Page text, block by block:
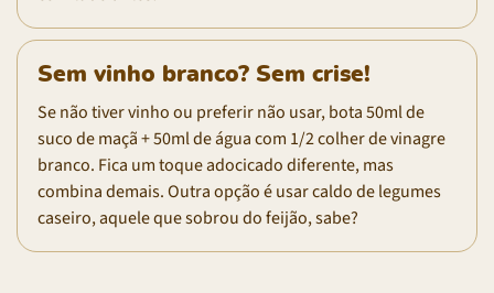
Sem vinho branco? Sem crise!
Se não tiver vinho ou preferir não usar, bota 50ml de
suco de maçã + 50ml de água com 1/2 colher de vinagre
branco. Fica um toque adocicado diferente, mas
combina demais. Outra opção é usar caldo de legumes
caseiro, aquele que sobrou do feijão, sabe?